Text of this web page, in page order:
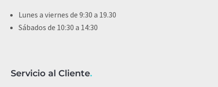
Lunes a viernes de 9:30 a 19.30
Sábados de 10:30 a 14:30
Servicio al Cliente.